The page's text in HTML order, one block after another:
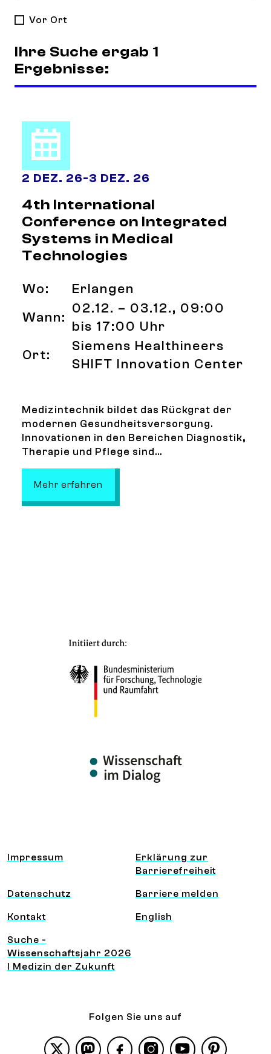
Vor Ort
Ihre Suche ergab 1
Ergebnisse:
2 DEZ. 26-3 DEZ. 26
4th International
Conference on Integrated
Systems in Medical
Technologies
Wo:
Erlangen
Wann:
02.12. – 03.12., 09:00
bis 17:00 Uhr
Ort:
Siemens Healthineers
SHIFT Innovation Center
Medizintechnik bildet das Rückgrat der
modernen Gesundheitsversorgung.
Innovationen in den Bereichen Diagnostik,
Therapie und Pflege sind...
Mehr erfahren
Information und Service
Impressum
Erklärung zur
Barrierefreiheit
Datenschutz Barriere melden
Kontakt English
Suche -
Wissenschaftsjahr 2026
I Medizin der Zukunft
Folgen Sie uns auf